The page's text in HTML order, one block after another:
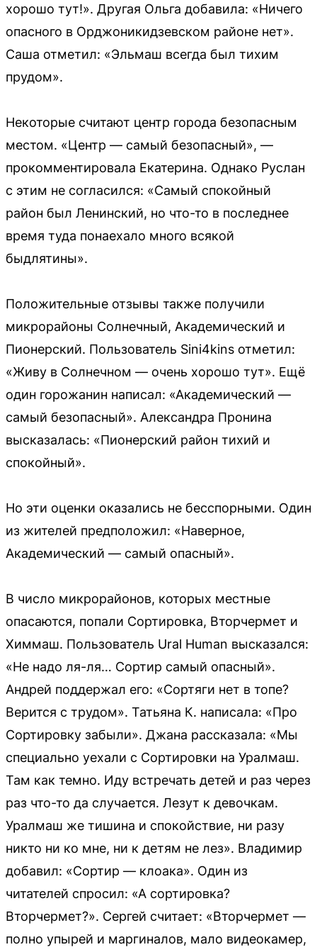
хорошо тут!». Другая Ольга добавила: «Ничего
опасного в Орджоникидзевском районе нет».
Саша отметил: «Эльмаш всегда был тихим
прудом».
Некоторые считают центр города безопасным
местом. «Центр — самый безопасный», —
прокомментировала Екатерина. Однако Руслан
с этим не согласился: «Самый спокойный
район был Ленинский, но что-то в последнее
время туда понаехало много всякой
быдлятины».
Положительные отзывы также получили
микрорайоны Солнечный, Академический и
Пионерский. Пользователь Sini4kins отметил:
«Живу в Солнечном — очень хорошо тут». Ещё
один горожанин написал: «Академический —
самый безопасный». Александра Пронина
высказалась: «Пионерский район тихий и
спокойный».
Но эти оценки оказались не бесспорными. Один
из жителей предположил: «Наверное,
Академический — самый опасный».
В число микрорайонов, которых местные
опасаются, попали Сортировка, Вторчермет и
Химмаш. Пользователь Ural Human высказался:
«Не надо ля-ля… Сортир самый опасный».
Андрей поддержал его: «Сортяги нет в топе?
Верится с трудом». Татьяна К. написала: «Про
Сортировку забыли». Джана рассказала: «Мы
специально уехали с Сортировки на Уралмаш.
Там как темно. Иду встречать детей и раз через
раз что-то да случается. Лезут к девочкам.
Уралмаш же тишина и спокойствие, ни разу
никто ни ко мне, ни к детям не лез». Владимир
добавил: «Сортир — клоака». Один из
читателей спросил: «А сортировка?
Вторчермет?». Сергей считает: «Вторчермет —
полно упырей и маргиналов, мало видеокамер,